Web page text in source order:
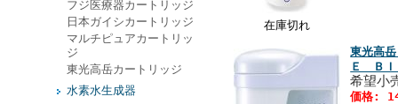
フジ医療器カートリッジ
日本ガイシカートリッジ
マルチピュアカートリッ
ジ
東光高岳カートリッジ
水素水生成器
在庫切れ
東光高
Ｅ ＢＩ
希望
価格: